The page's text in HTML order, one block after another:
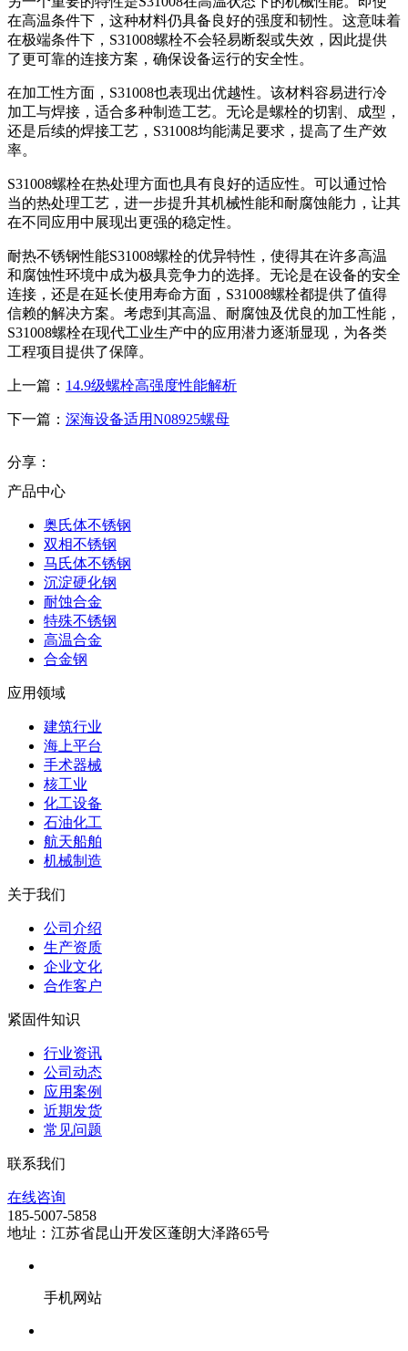
在高温条件下，这种材料仍具备良好的强度和韧性。这意味着
在极端条件下，S31008螺栓不会轻易断裂或失效，因此提供
了更可靠的连接方案，确保设备运行的安全性。
在加工性方面，S31008也表现出优越性。该材料容易进行冷
加工与焊接，适合多种制造工艺。无论是螺栓的切割、成型，
还是后续的焊接工艺，S31008均能满足要求，提高了生产效
率。
S31008螺栓在热处理方面也具有良好的适应性。可以通过恰
当的热处理工艺，进一步提升其机械性能和耐腐蚀能力，让其
在不同应用中展现出更强的稳定性。
耐热不锈钢性能S31008螺栓的优异特性，使得其在许多高温
和腐蚀性环境中成为极具竞争力的选择。无论是在设备的安全
连接，还是在延长使用寿命方面，S31008螺栓都提供了值得
信赖的解决方案。考虑到其高温、耐腐蚀及优良的加工性能，
S31008螺栓在现代工业生产中的应用潜力逐渐显现，为各类
工程项目提供了保障。
上一篇： 14.9级螺栓高强度性能解析
下一篇： 深海设备适用N08925螺母
分享：
产品中心
奥氏体不锈钢
双相不锈钢
马氏体不锈钢
沉淀硬化钢
耐蚀合金
特殊不锈钢
高温合金
合金钢
应用领域
建筑行业
海上平台
手术器械
核工业
化工设备
石油化工
航天船舶
机械制造
关于我们
公司介绍
生产资质
企业文化
合作客户
紧固件知识
行业资讯
公司动态
应用案例
近期发货
常见问题
联系我们
在线咨询
185-5007-5858
地址：江苏省昆山开发区蓬朗大泽路65号
手机网站